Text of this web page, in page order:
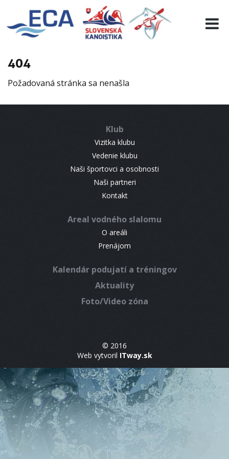
404
Požadovaná stránka sa nenašla
Klub
Vizitka klubu
Vedenie klubu
Naši športovci a osobnosti
Naši partneri
Kontakt
Areal vodného slalomu
O areáli
Prenájom
Kalendár podujatí a tréningov
Aktuality
Foto/Video zóna
© 2016
Web vytvoril ITway.sk
EURO 19
INFO
RESULTS
CONTACT